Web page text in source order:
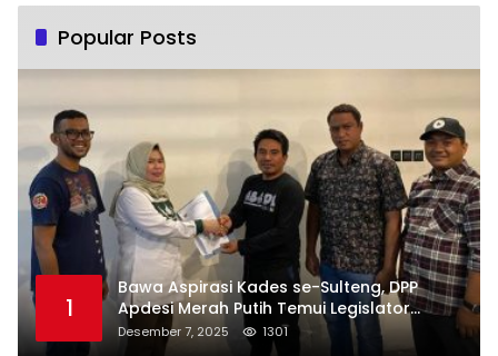
Popular Posts
1
Bawa Aspirasi Kades se-Sulteng, DPP
Apdesi Merah Putih Temui Legislator
Provinsi
Desember 7, 2025 1301